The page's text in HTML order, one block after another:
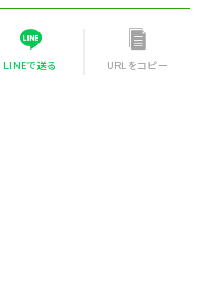
LINEで送る URLをコピー